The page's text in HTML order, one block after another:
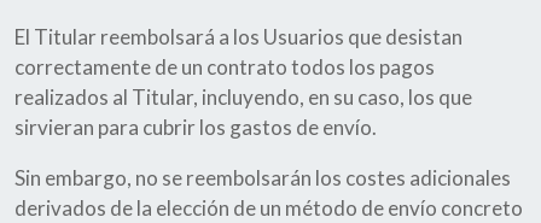
El Titular reembolsará a los Usuarios que desistan
correctamente de un contrato todos los pagos
realizados al Titular, incluyendo, en su caso, los que
sirvieran para cubrir los gastos de envío.
Sin embargo, no se reembolsarán los costes adicionales
derivados de la elección de un método de envío concreto